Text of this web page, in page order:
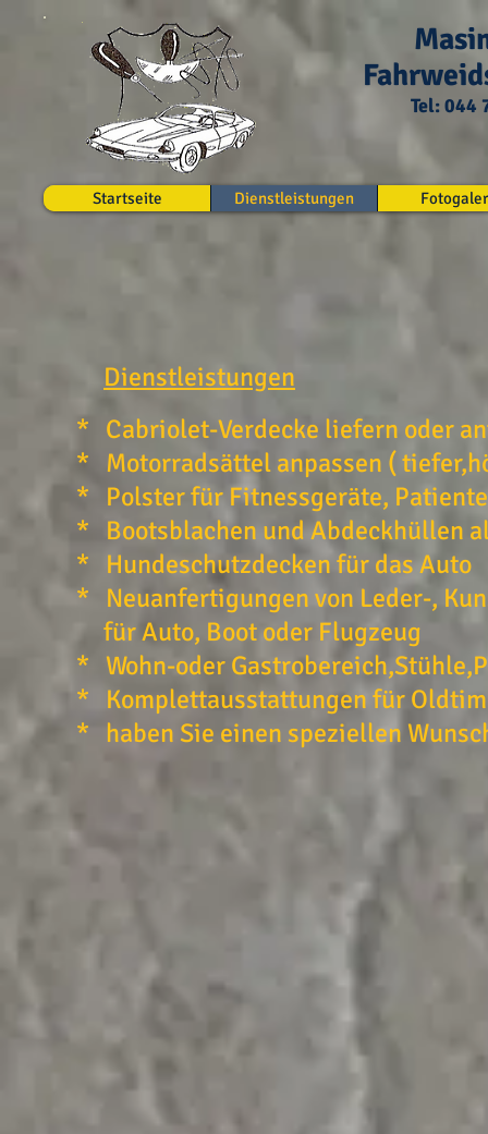
Tel:
Startseite Dienstleistungen
Dienstleistungen
* Cabriolet-Verdecke liefern oder
* Motorradsättel anpassen (
* Polster für Fitnessgeräte,
* Bootsblachen und Abdeckhüllen
* Hundeschutzdecken für das Auto
* Neuanfertigungen von Leder-,
für Auto, Boot oder Flugzeug
* Wohn-oder
* Komplettausstattungen für
* haben Sie einen speziellen